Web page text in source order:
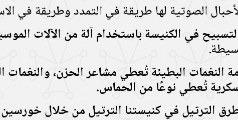
الصوتية لها طريقة في التمدد وطريقة في
في الكنيسة باستخدام آلة من الآلات
النغمات البطيئة تُعطي مشاعر الحزن،
تُعطي نوعًا من الحماس.
الترتيل في كنيستنا الترتيل من خلال